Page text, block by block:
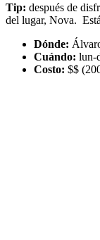
Tip: después de
del lugar, Nova.
Dónde:
Cuándo: lun-
Costo: $$